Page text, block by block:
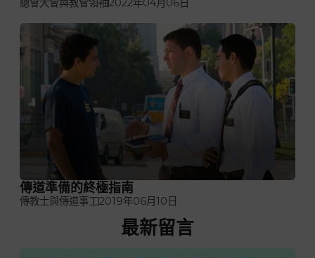
總會大會與教會領袖2022年04月06日
傳道準備的終極指南
傳教士與傳道事工2019年06月10日
最新留言